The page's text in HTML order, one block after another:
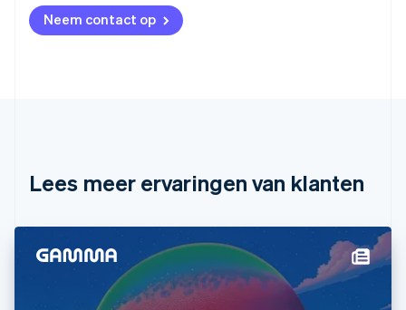
Neem contact op
Lees meer ervaringen van klanten
België
NederlandsFrançais Deutsch
Denemarken
Duitsland
DeutschEnglish
Estland